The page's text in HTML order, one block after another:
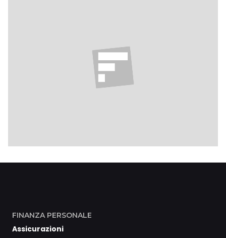
FINANZA PERSONALE
Assicurazioni